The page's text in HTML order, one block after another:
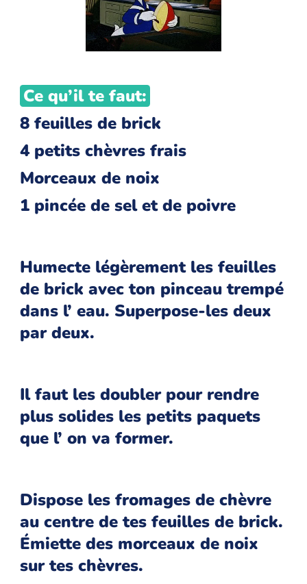
Ce qu’il te faut:
8 feuilles de brick
4 petits chèvres frais
Morceaux de noix
1 pincée de sel et de poivre
Humecte légèrement les feuilles
de brick avec ton pinceau trempé
dans l’ eau. Superpose-les deux
par deux.
Il faut les doubler pour rendre
plus solides les petits paquets
que l’ on va former.
Dispose les fromages de chèvre
au centre de tes feuilles de brick.
Émiette des morceaux de noix
sur tes chèvres.